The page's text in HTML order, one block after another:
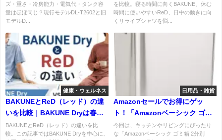
ズ・重さ・冷房能力・電気代・タンク容
量はほぼ同じ？現行モデルDL-T2602と旧
モデルD...
方を解説
を比較。寝る時間に向くBAKUNE、休む
時間に使いやすいReD、日中の動きに向
くリライブシャツを悩...
健康・ウェルネス
BAKUNEとReD（レッド）の違
いを比較｜BAKUNE Dryは春
夏・寝汗対策に向く？
BAKUNEとReD（レッド）の違いを比
較。この記事ではBAKUNE Dryを中心に、
日用品・雑貨
Amazonセールでお得にゲッ
ト！「Amazonベーシック ゴミ
箱 2分別 2×15L」がおしゃれで
機能的
今回は、キッチンやリビングにぴったり
な「Amazonベーシック ゴミ箱 2分別